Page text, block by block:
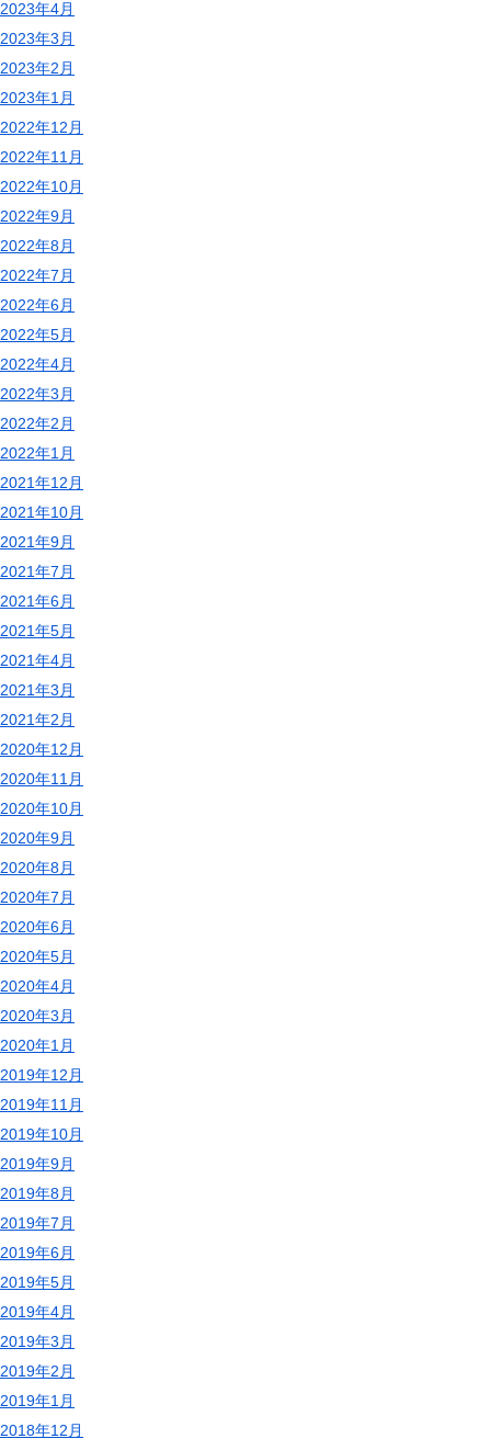
2023年4月
2023年3月
2023年2月
2023年1月
2022年12月
2022年11月
2022年10月
2022年9月
2022年8月
2022年7月
2022年6月
2022年5月
2022年4月
2022年3月
2022年2月
2022年1月
2021年12月
2021年10月
2021年9月
2021年7月
2021年6月
2021年5月
2021年4月
2021年3月
2021年2月
2020年12月
2020年11月
2020年10月
2020年9月
2020年8月
2020年7月
2020年6月
2020年5月
2020年4月
2020年3月
2020年1月
2019年12月
2019年11月
2019年10月
2019年9月
2019年8月
2019年7月
2019年6月
2019年5月
2019年4月
2019年3月
2019年2月
2019年1月
2018年12月